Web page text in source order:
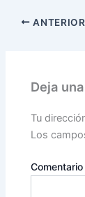
ANTERIOR
Deja
Tu
Los
Comentario